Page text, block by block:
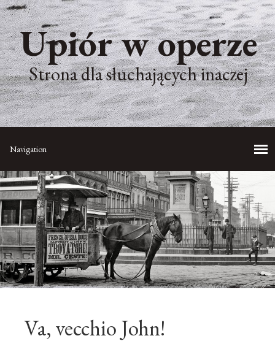
Upiór w operze
Strona dla słuchających inaczej
Va, vecchio John!